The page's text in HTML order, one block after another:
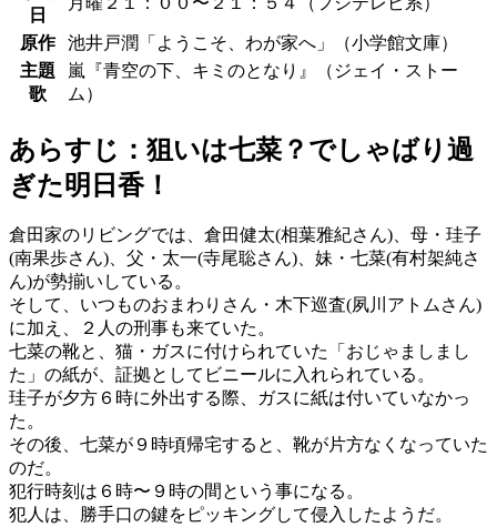
日
原作
池井戸潤「ようこそ、わが家へ」（小学館文庫）
主題
歌
嵐『青空の下、キミのとなり』（ジェイ・ストー
ム）
あらすじ：狙いは七菜？でしゃばり過
ぎた明日香！
倉田家のリビングでは、倉田健太(相葉雅紀さん)、母・珪子
(南果歩さん)、父・太一(寺尾聡さん)、妹・七菜(有村架純さ
ん)が勢揃いしている。
そして、いつものおまわりさん・木下巡査(夙川アトムさん)
に加え、２人の刑事も来ていた。
七菜の靴と、猫・ガスに付けられていた「おじゃましまし
た」の紙が、証拠としてビニールに入れられている。
珪子が夕方６時に外出する際、ガスに紙は付いていなかっ
た。
その後、七菜が９時頃帰宅すると、靴が片方なくなっていた
のだ。
犯行時刻は６時〜９時の間という事になる。
犯人は、勝手口の鍵をピッキングして侵入したようだ。